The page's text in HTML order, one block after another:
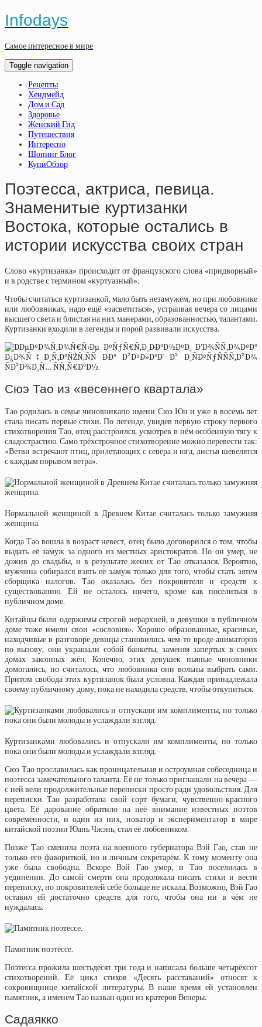
Infodays
Самое интересное в мире
Toggle navigation
Рецепты
Хендмейд
Дом и Сад
Здоровье
Женский Гид
Путешествия
Интересно
Шопинг Блог
КупиОбзор
Поэтесса, актриса, певица.
Знаменитые куртизанки
Востока, которые остались в
истории искусства своих стран
Слово «куртизанка» происходит от французского слова «придворный»
и в родстве с термином «куртуазный».
Чтобы считаться куртизанкой, мало быть незамужем, но при любовнике
или любовниках, надо ещё «засветиться», устраивая вечера со лицами
высшего света и блистая на них манерами, образованностью, талантами.
Куртизанки входили в легенды и порой развивали искусства.
Сюэ Тао из «весеннего квартала»
Тао родилась в семье чиновникапо имени Сюэ Юн и уже в восемь лет
стала писать первые стихи. По легенде, увидев первую строку первого
стихотворения Тао, отец расстроился, усмотрев в нём особенную тягу к
сладострастию. Само трёхстрочное стихотворение можно перевести так:
«Ветви встречают птиц, прилетающих с севера и юга, листья шевелятся
с каждым порывом ветра».
Нормальной женщиной в Древнем Китае считалась только замужняя
женщина.
Когда Тао вошла в возраст невест, отец было договорился о том, чтобы
выдать её замуж за одного из местных аристократов. Но он умер, не
дожив до свадьбы, и в результате жених от Тао отказался. Вероятно,
мужчина собирался взять её замуж только для того, чтобы стать зятем
сборщика налогов. Тао оказалась без покровителя и средств к
существованию. Ей не осталось ничего, кроме как поселиться в
публичном доме.
Китайцы были одержимы строгой иерархией, и девушки в публичном
доме тоже имели свои «сословия». Хорошо образованные, красивые,
находчивые в разговоре девицы становились чем-то вроде аниматоров
по вызову, они украшали собой банкеты, заменяя запертых в своих
домах законных жён. Конечно, этих девушек пьяные чиновники
домогались, но считалось, что любовника они вольны выбрать сами.
Притом свобода этих куртизанок была условна. Каждая принадлежала
своему публичному дому, пока не находила средств, чтобы откупиться.
Куртизанками любовались и отпускали им комплименты, но только
пока они были молоды и услаждали взгляд.
Сюэ Тао прославилась как проницательная и остроумная собеседница и
поэтесса замечательного таланта. Её не только приглашали на вечера —
с ней вели продолжительные переписки просто ради удовольствия. Для
переписки Тао разработала свой сорт бумаги, чувственно-красного
цвета. Её дарование обратило на неё внимание известных поэтов
современности, и один из них, новатор и экспериментатор в мире
китайской поэзии Юань Чжэнь, стал её любовником.
Позже Тао сменила поэта на военного губернатора Вэй Гао, став не
только его фавориткой, но и личным секретарём. К тому моменту она
уже была свободна. Вскоре Вэй Гао умер, и Тао поселилась в
уединении. До самой смерти она продолжала писать стихи и вести
переписку, но покровителей себе больше не искала. Возможно, Вэй Гао
оставил ей достаточно средств для того, чтобы она ни в чём не
нуждалась.
Памятник поэтессе.
Поэтесса прожила шестьдесят три года и написала больше четырёхсот
стихотворений. Её цикл стихов «Десять расставаний» относят к
сокровищнице китайской литературы. В наше время ей установлен
памятник, а именем Тао назван один из кратеров Венеры.
Садаякко